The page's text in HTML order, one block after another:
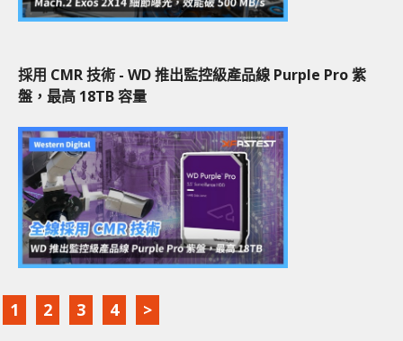
採用 CMR 技術 - WD 推出監控級產品線 Purple Pro 紫
盤，最高 18TB 容量
1 2 3 4 >